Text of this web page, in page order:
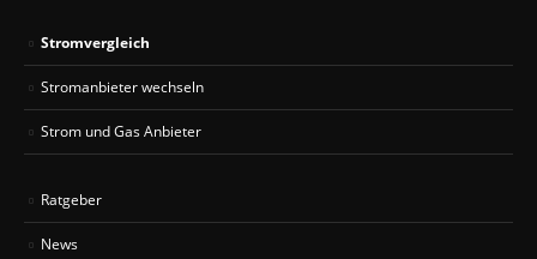
Stromvergleich
Stromanbieter wechseln
Strom und Gas Anbieter
Ratgeber
News